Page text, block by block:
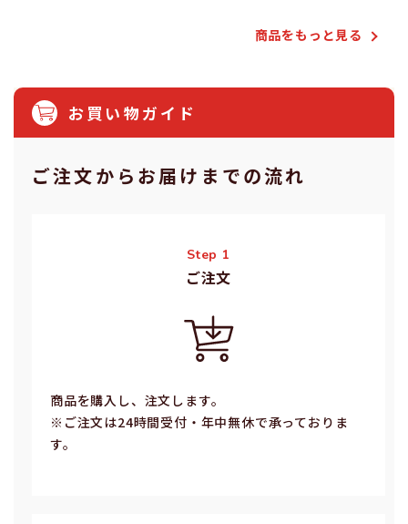
商品をもっと⾒る
お買い物ガイド
ご注⽂からお届けまでの流れ
Step 1
ご注⽂
商品を購入し、注文します。
※ご注⽂は24時間受付・年中無休で承っておりま
す。